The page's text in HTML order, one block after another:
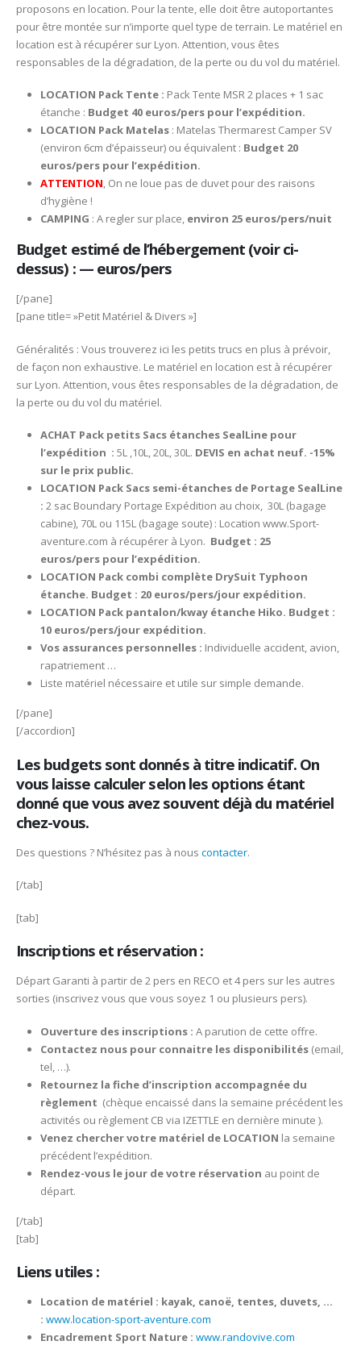
proposons en location. Pour la tente, elle doit être autoportantes
pour être montée sur n’importe quel type de terrain. Le matériel en
location est à récupérer sur Lyon. Attention, vous êtes
responsables de la dégradation, de la perte ou du vol du matériel.
LOCATION Pack Tente : Pack Tente MSR 2 places + 1 sac
étanche : Budget 40 euros/pers pour l’expédition.
LOCATION Pack Matelas: Matelas Thermarest Camper SV
(environ 6cm d’épaisseur) ou équivalent : Budget 20
euros/pers pour l’expédition.
ATTENTION, On ne loue pas de duvet pour des raisons
d’hygiène !
CAMPING : A regler sur place, environ 25 euros/pers/nuit
Budget estimé de l’hébergement (voir ci-
dessus) : — euros/pers
[/pane]
[pane title= »Petit Matériel & Divers »]
Généralités : Vous trouverez ici les petits trucs en plus à prévoir,
de façon non exhaustive. Le matériel en location est à récupérer
sur Lyon. Attention, vous êtes responsables de la dégradation, de
la perte ou du vol du matériel.
ACHAT Pack petits Sacs étanches SealLine pour
l’expédition : 5L ,10L, 20L, 30L. DEVIS en achat neuf. -15%
sur le prix public.
LOCATION Pack Sacs semi-étanches de Portage SealLine
: 2 sac Boundary Portage Expédition au choix, 30L (bagage
cabine), 70L ou 115L (bagage soute) : Location www.Sport-
aventure.com à récupérer à Lyon. Budget : 25
euros/pers pour l’expédition.
LOCATION Pack combi complète DrySuit Typhoon
étanche. Budget : 20 euros/pers/jour expédition.
LOCATION Pack pantalon/kway étanche Hiko. Budget :
10 euros/pers/jour expédition.
Vos assurances personnelles : Individuelle accident, avion,
rapatriement …
Liste matériel nécessaire et utile sur simple demande.
[/pane]
[/accordion]
Les budgets sont donnés à titre indicatif. On
vous laisse calculer selon les options étant
donné que vous avez souvent déjà du matériel
chez-vous.
Des questions ? N’hésitez pas à nous contacter.
[/tab]
[tab]
Inscriptions et réservation :
Départ Garanti à partir de 2 pers en RECO et 4 pers sur les autres
sorties (inscrivez vous que vous soyez 1 ou plusieurs pers).
Ouverture des inscriptions : A parution de cette offre.
Contactez nous pour connaitre les disponibilités(email,
tel, …).
Retournez la fiche d’inscription accompagnée du
règlement (chèque encaissé dans la semaine précédent les
activités ou règlement CB via IZETTLE en dernière minute ).
Venez chercher votre matériel de LOCATION la semaine
précédent l’expédition.
Rendez-vous le jour de votre réservation au point de
départ.
[/tab]
[tab]
Liens utiles :
Location de matériel : kayak, canoë, tentes, duvets, …
: www.location-sport-aventure.com
Encadrement Sport Nature : www.randovive.com